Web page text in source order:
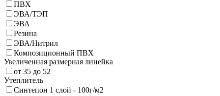
ПВХ
ЭВА/ТЭП
ЭВА
Резина
ЭВА/Нитрил
Композиционный ПВХ
Увеличенная размерная линейка
от 35 до 52
Утеплитель
Синтепон 1 слой - 100г/м2